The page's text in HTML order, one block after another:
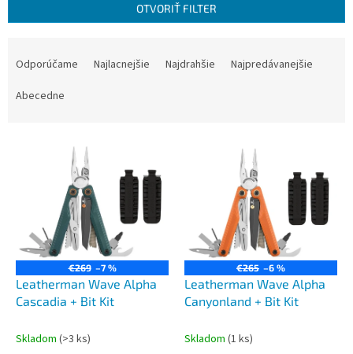
OTVORIŤ FILTER
Odporúčame Najlacnejšie Najdrahšie
Najpredávanejšie
Abecedne
€269 –7 %
Leatherman Wave Alpha
Cascadia + Bit Kit
Skladom (>3 ks)
€265 –6 %
Leatherman Wave Alpha
Canyonland + Bit Kit
Skladom (1 ks)